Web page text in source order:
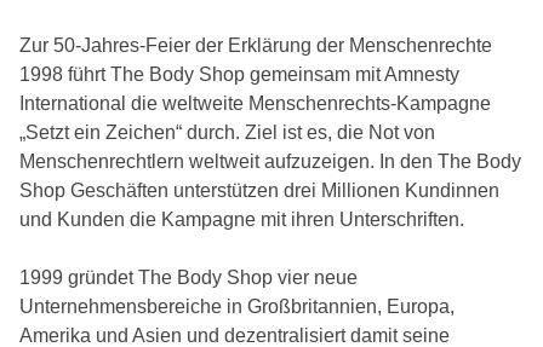
Zur 50-Jahres-Feier der Erklärung der Menschenrechte
1998 führt The Body Shop gemeinsam mit Amnesty
International die weltweite Menschenrechts-Kampagne
„Setzt ein Zeichen“ durch. Ziel ist es, die Not von
Menschenrechtlern weltweit aufzuzeigen. In den The Body
Shop Geschäften unterstützen drei Millionen Kundinnen
und Kunden die Kampagne mit ihren Unterschriften.
1999 gründet The Body Shop vier neue
Unternehmensbereiche in Großbritannien, Europa,
Amerika und Asien und dezentralisiert damit seine